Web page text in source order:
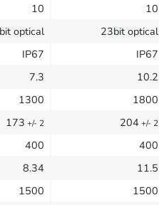
10 10
optical 23bit optical
IP67 IP67
7.3 10.2
1300 1800
173 +/- 2 204+/- 2
400 400
8.34 11.5
1500 1500